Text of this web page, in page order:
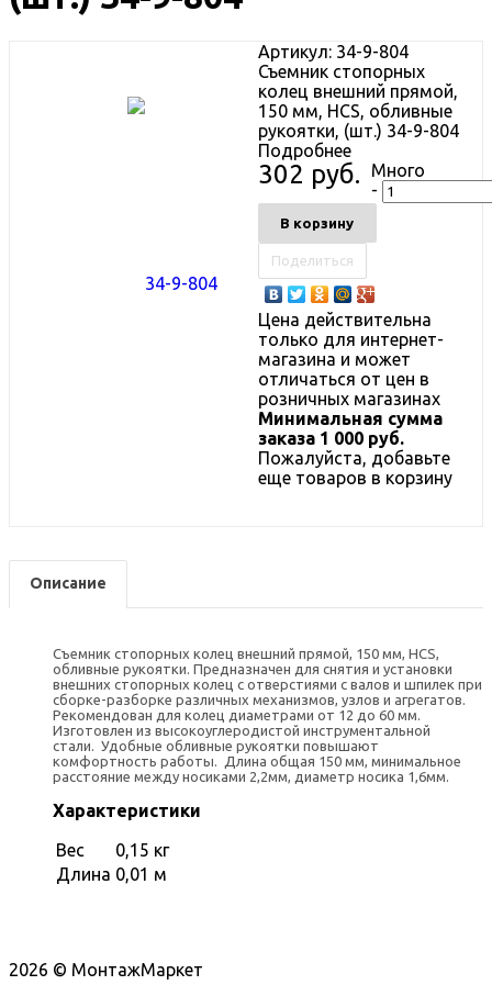
Артикул: 34-9-804
Съемник стопорных
колец внешний прямой,
150 мм, HCS, обливные
рукоятки, (шт.) 34-9-804
Подробнее
302 руб.
Много
-
В корзину
Поделиться
Цена действительна
только для интернет-
магазина и может
отличаться от цен в
розничных магазинах
Минимальная сумма
заказа 1 000 руб.
Пожалуйста, добавьте
еще товаров в корзину
Описание
Съемник стопорных колец внешний прямой, 150 мм, HCS,
обливные рукоятки. Предназначен для снятия и установки
внешних стопорных колец с отверстиями с валов и шпилек при
сборке-разборке различных механизмов, узлов и агрегатов.
Рекомендован для колец диаметрами от 12 до 60 мм.
Изготовлен из высокоуглеродистой инструментальной
стали. Удобные обливные рукоятки повышают
комфортность работы. Длина общая 150 мм, минимальное
расстояние между носиками 2,2мм, диаметр носика 1,6мм.
Характеристики
Вес
0,15 кг
Длина 0,01 м
2026 © МонтажМаркет